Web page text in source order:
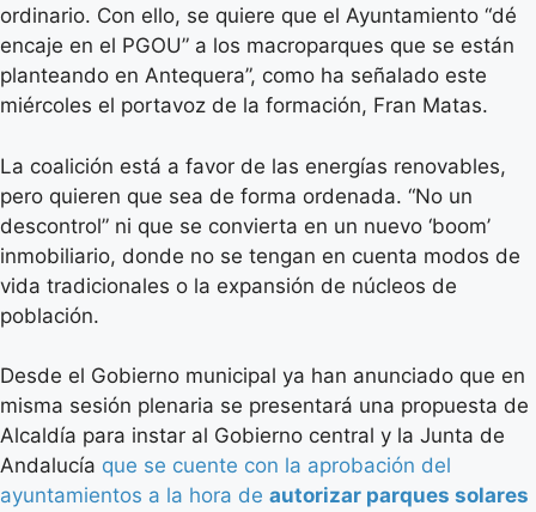
ordinario. Con ello, se quiere que el Ayuntamiento “dé
encaje en el PGOU” a los macroparques que se están
planteando en Antequera”, como ha señalado este
miércoles el portavoz de la formación, Fran Matas.
La coalición está a favor de las energías renovables,
pero quieren que sea de forma ordenada. “No un
descontrol” ni que se convierta en un nuevo ‘boom’
inmobiliario, donde no se tengan en cuenta modos de
vida tradicionales o la expansión de núcleos de
población.
Desde el Gobierno municipal ya han anunciado que en
misma sesión plenaria se presentará una propuesta de
Alcaldía para instar al Gobierno central y la Junta de
Andalucía que se cuente con la aprobación del
ayuntamientos a la hora de autorizar parques solares